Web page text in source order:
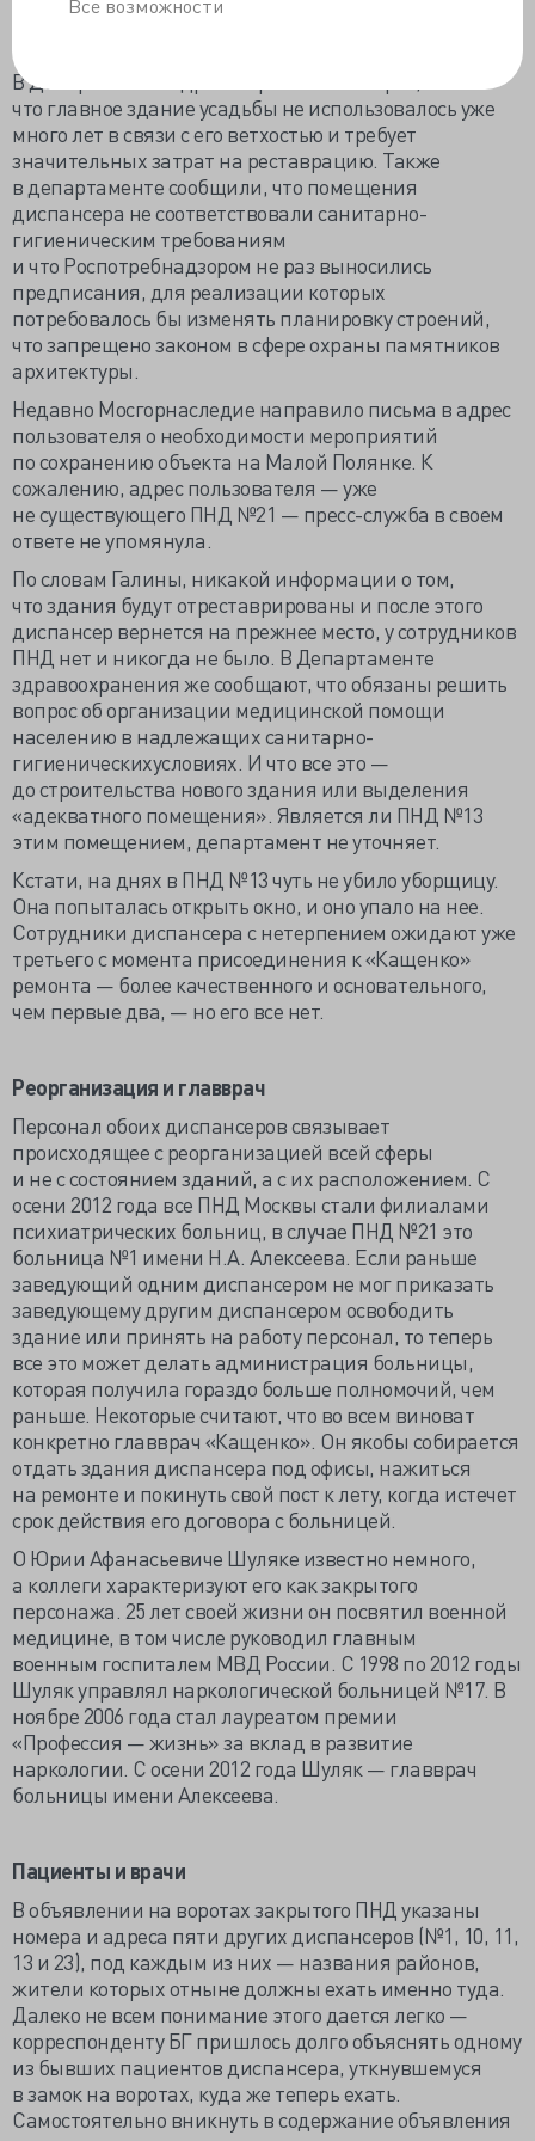
Все возможности
2012 года было отремонтировано несколько
В Департаменте здравоохранения говорят,
что главное здание усадьбы не использовалось уже
много лет в связи с его ветхостью и требует
значительных затрат на реставрацию. Также
в департаменте сообщили, что помещения
диспансера не соответствовали санитарно-
гигиеническим требованиям
и что Роспотребнадзором не раз выносились
предписания, для реализации которых
потребовалось бы изменять планировку строений,
что запрещено законом в сфере охраны памятников
архитектуры.
Недавно Мосгорнаследие направило письма в адрес
пользователя о необходимости мероприятий
по сохранению объекта на Малой Полянке. К
сожалению, адрес пользователя — уже
не существующего ПНД №21 — пресс-служба в своем
ответе не упомянула.
По словам Галины, никакой информации о том,
что здания будут отреставрированы и после этого
диспансер вернется на прежнее место, у сотрудников
ПНД нет и никогда не было. В Департаменте
здравоохранения же сообщают, что обязаны решить
вопрос об организации медицинской помощи
населению в надлежащихсанитарно-
гигиеническихусловиях. И что все это —
до строительства нового здания или выделения
«адекватного помещения». Является ли ПНД №13
этим помещением, департамент не уточняет.
Кстати, на днях в ПНД №13 чуть не убило уборщицу.
Она попыталась открыть окно, и оно упало на нее.
Сотрудники диспансера с нетерпением ожидают уже
третьего с момента присоединения к «Кащенко»
ремонта — более качественного и основательного,
чем первые два, — но его все нет.
Реорганизация и главврач
Персонал обоих диспансеров связывает
происходящее с реорганизацией всей сферы
и не с состоянием зданий, а с их расположением. С
осени 2012 года все ПНД Москвы стали филиалами
психиатрических больниц, в случае ПНД №21 это
больница №1 имени Н.А. Алексеева. Если раньше
заведующий одним диспансером не мог приказать
заведующему другим диспансером освободить
здание или принять на работу персонал, то теперь
все это может делать администрация больницы,
которая получила гораздо больше полномочий, чем
раньше. Некоторые считают, что во всем виноват
конкретно главврач «Кащенко». Он якобы собирается
отдать здания диспансера под офисы, нажиться
на ремонте и покинуть свой пост к лету, когда истечет
срок действия его договора с больницей.
О Юрии Афанасьевиче Шуляке известно немного,
а коллеги характеризуют его как закрытого
персонажа. 25 лет своей жизни он посвятил военной
медицине, в том числе руководил главным
военным госпиталем МВД России. С 1998 по 2012 годы
Шуляк управлял наркологической больницей №17. В
ноябре 2006 года стал лауреатом премии
«Профессия — жизнь» за вклад в развитие
наркологии. С осени 2012 года Шуляк — главврач
больницы имени Алексеева.
Пациенты и врачи
В объявлении на воротах закрытого ПНД указаны
номера и адреса пяти других диспансеров (№1, 10, 11,
13 и 23), под каждым из них — названия районов,
жители которых отныне должны ехать именно туда.
Далеко не всем понимание этого дается легко —
корреспонденту БГ пришлось долго объяснять одному
из бывших пациентов диспансера, уткнувшемуся
в замок на воротах, куда же теперь ехать.
Самостоятельно вникнуть в содержание объявления